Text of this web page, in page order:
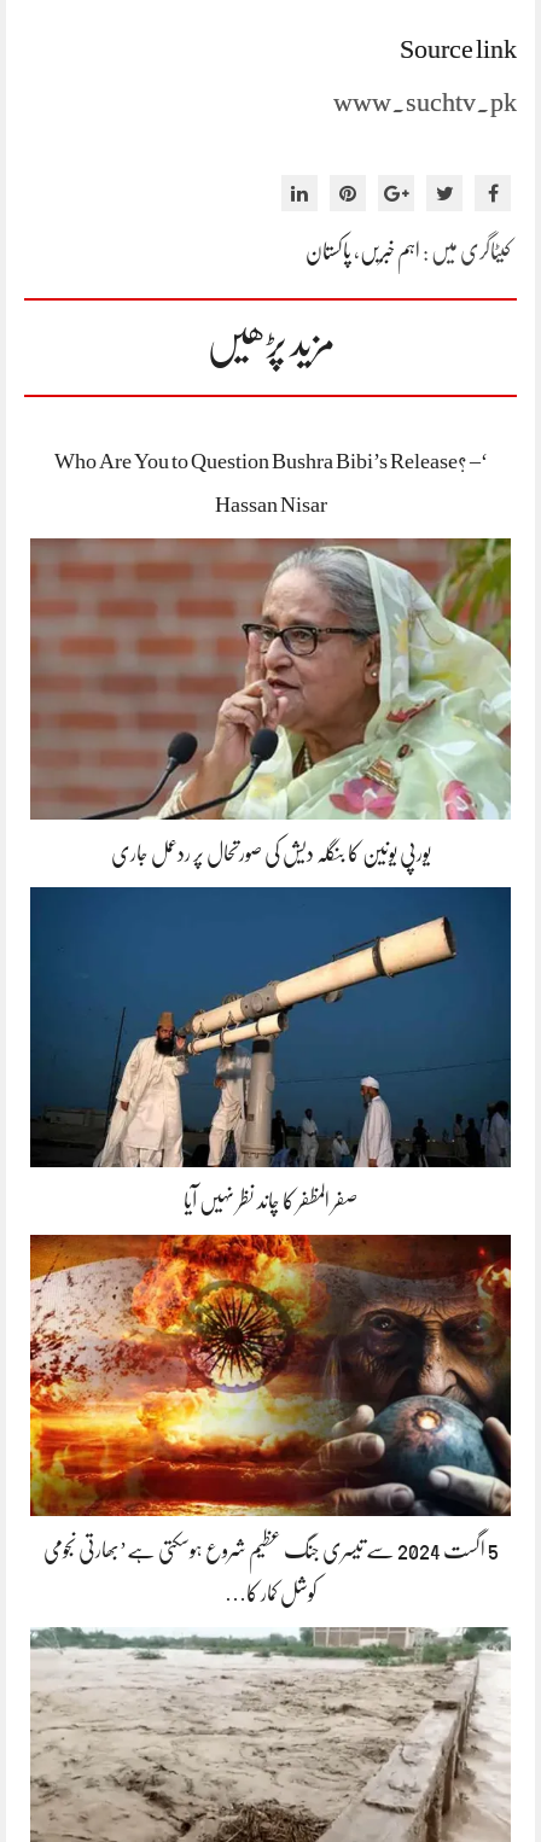
Source link
www.suchtv.pk
کیٹاگری میں : اہم خبریں، پاکستان
مزید پڑھیں
‘Who Are You to Question Bushra Bibi’s Release? –
Hassan Nisar
یورپی یونین کا بنگلہ دیش کی صورتحال پر ردعمل جاری
صفر المظفر کا چاند نظر نہیں آیا
5 اگست 2024 سے تیسری جنگ عظیم شروع ہوسکتی ہے’بھارتی نجومی
کوشل کمار کا…